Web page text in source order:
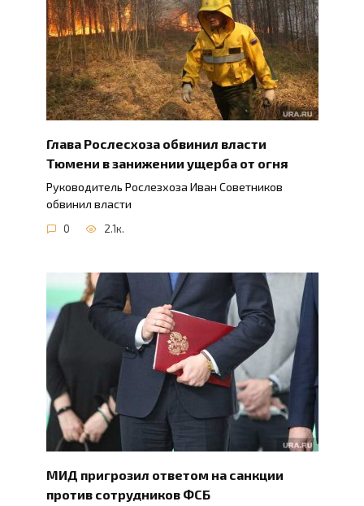
Глава Рослесхоза обвинил власти
Тюмени в занижении ущерба от огня
Руководитель Рослезхоза Иван Советников
обвинил власти
0 2.1к.
МИД пригрозил ответом на санкции
против сотрудников ФСБ